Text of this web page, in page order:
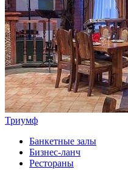
Триумф
Банкетные залы
Бизнес-ланч
Рестораны